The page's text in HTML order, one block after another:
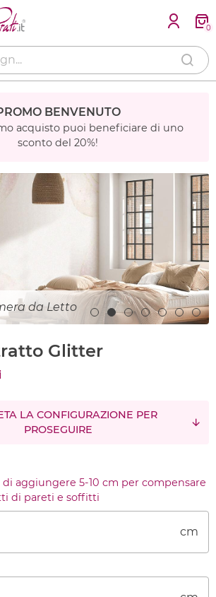
0
BENVENUTO
acquisto puoi beneficiare di uno
sconto del 20%!
da Letto
Glitter
LA CONFIGURAZIONE PER
PROSEGUIRE
aggiungere 5-10 cm per compensare
di pareti e soffitti
cm